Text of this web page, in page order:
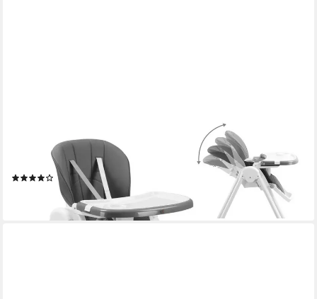
Hochstuhl Design Kinderhochstuhl aus Kunststoff - Tippy in
(12)
lieferbar - in 3-4 Werktagen bei dir